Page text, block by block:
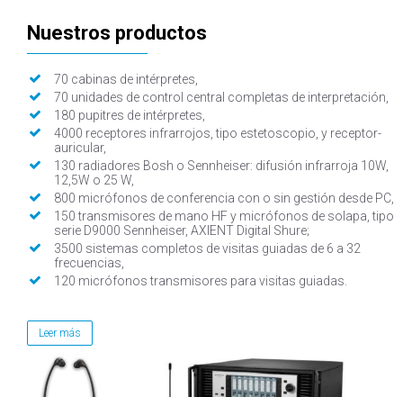
Nuestros productos
70 cabinas de intérpretes,
70 unidades de control central completas de interpretación,
180 pupitres de intérpretes,
4000 receptores infrarrojos, tipo estetoscopio, y receptor-
auricular,
130 radiadores Bosh o Sennheiser: difusión infrarroja 10W,
12,5W o 25 W,
800 micrófonos de conferencia con o sin gestión desde PC,
150 transmisores de mano HF y micrófonos de solapa, tipo
serie D9000 Sennheiser, AXIENT Digital Shure;
3500 sistemas completos de visitas guiadas de 6 a 32
frecuencias,
120 micrófonos transmisores para visitas guiadas.
Leer más